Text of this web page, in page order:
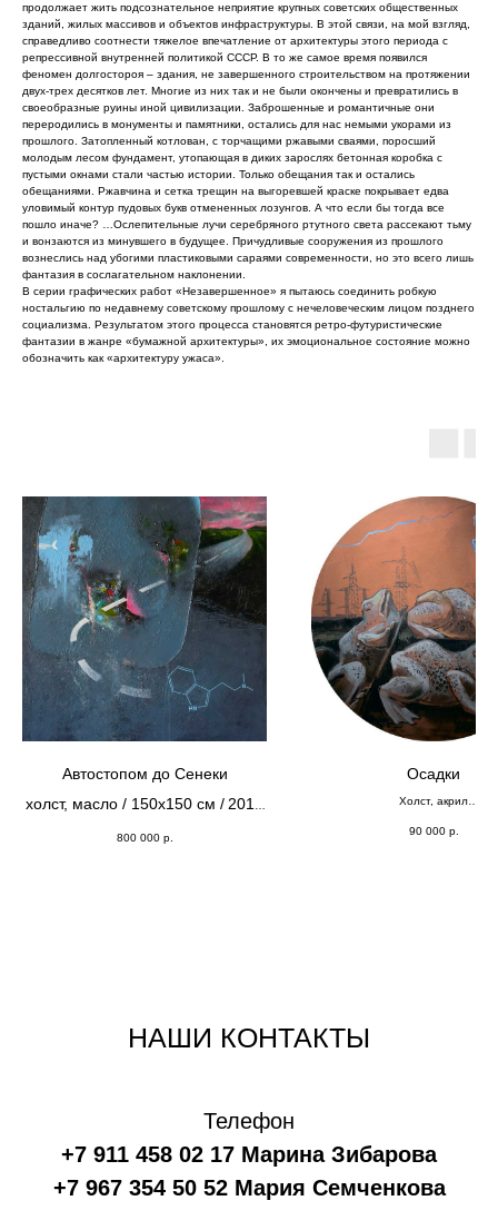
продолжает жить подсознательное неприятие крупных советских общественных
зданий, жилых массивов и объектов инфраструктуры. В этой связи, на мой взгляд,
справедливо соотнести тяжелое впечатление от архитектуры этого периода с
репрессивной внутренней политикой СССР. В то же самое время появился
феномен долгостороя – здания, не завершенного строительством на протяжении
двух-трех десятков лет. Многие из них так и не были окончены и превратились в
своеобразные руины иной цивилизации. Заброшенные и романтичные они
переродились в монументы и памятники, остались для нас немыми укорами из
прошлого. Затопленный котлован, с торчащими ржавыми сваями, поросший
молодым лесом фундамент, утопающая в диких зарослях бетонная коробка с
пустыми окнами стали частью истории. Только обещания так и остались
обещаниями. Ржавчина и сетка трещин на выгоревшей краске покрывает едва
уловимый контур пудовых букв отмененных лозунгов. А что если бы тогда все
пошло иначе? …Ослепительные лучи серебряного ртутного света рассекают тьму
и вонзаются из минувшего в будущее. Причудливые сооружения из прошлого
вознеслись над убогими пластиковыми сараями современности, но это всего лишь
фантазия в сослагательном наклонении.
В серии графических работ «Незавершенное» я пытаюсь соединить робкую
ностальгию по недавнему советскому прошлому с нечеловеческим лицом позднего
социализма. Результатом этого процесса становятся ретро-футуристические
фантазии в жанре «бумажной архитектуры», их эмоциональное состояние можно
обозначить как «архитектуру ужаса».
Автостопом до Сенеки
холст, масло / 150х150 см /2019
800 000 р.
Осадки
Холст, акрил
90 000 р.
НАШИ КОНТАКТЫ
Телефон
+7 911 458 02 17 Марина Зибарова
+7 967 354 50 52 Мария Семченкова